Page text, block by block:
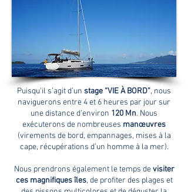
Puisqu'il s’agit d’un stage “VIE À BORD”, nous
naviguerons entre 4 et 6 heures par jour sur
une distance d'environ 120 Mn. Nous
exécuterons de nombreuses manœuvres
(virements de bord, empannages, mises à la
cape, récupérations d’un homme à la mer).
Nous prendrons également le temps devisiter
ces magnifiques îles, de profiter des plages et